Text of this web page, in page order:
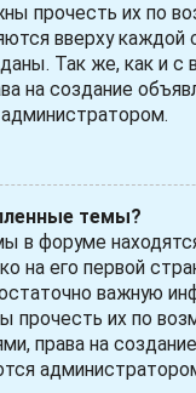
прочесть их по
вверху
Так же, как и с
на создание
темы?
в форуме
на его первой
важную
прочесть их по
права на